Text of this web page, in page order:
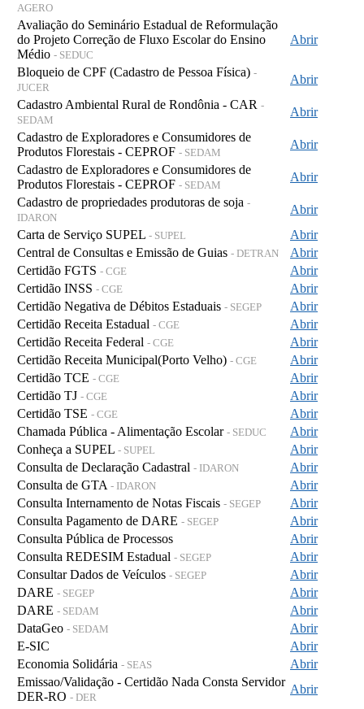
AGERO
Avaliação do Seminário Estadual de Reformulação
do Projeto Correção de Fluxo Escolar do Ensino
Médio - SEDUC
Abrir
Bloqueio de CPF (Cadastro de Pessoa Física) -
JUCER
Abrir
Cadastro Ambiental Rural de Rondônia - CAR -
SEDAM
Abrir
Cadastro de Exploradores e Consumidores de
Produtos Florestais - CEPROF - SEDAM
Abrir
Cadastro de Exploradores e Consumidores de
Produtos Florestais - CEPROF - SEDAM
Abrir
Cadastro de propriedades produtoras de soja -
IDARON
Abrir
Carta de Serviço SUPEL - SUPEL
Abrir
Central de Consultas e Emissão de Guias - DETRAN
Abrir
Certidão FGTS - CGE
Abrir
Certidão INSS - CGE
Abrir
Certidão Negativa de Débitos Estaduais - SEGEP
Abrir
Certidão Receita Estadual - CGE
Abrir
Certidão Receita Federal - CGE
Abrir
Certidão Receita Municipal(Porto Velho) - CGE
Abrir
Certidão TCE - CGE
Abrir
Certidão TJ - CGE
Abrir
Certidão TSE - CGE
Abrir
Chamada Pública - Alimentação Escolar - SEDUC
Abrir
Conheça a SUPEL - SUPEL
Abrir
Consulta de Declaração Cadastral - IDARON
Abrir
Consulta de GTA - IDARON
Abrir
Consulta Internamento de Notas Fiscais - SEGEP
Abrir
Consulta Pagamento de DARE - SEGEP
Abrir
Consulta Pública de Processos
Abrir
Consulta REDESIM Estadual - SEGEP
Abrir
Consultar Dados de Veículos - SEGEP
Abrir
DARE - SEGEP
Abrir
DARE - SEDAM
Abrir
DataGeo - SEDAM
Abrir
E-SIC
Abrir
Economia Solidária - SEAS
Abrir
Emissao/Validação - Certidão Nada Consta Servidor
DER-RO - DER
Abrir